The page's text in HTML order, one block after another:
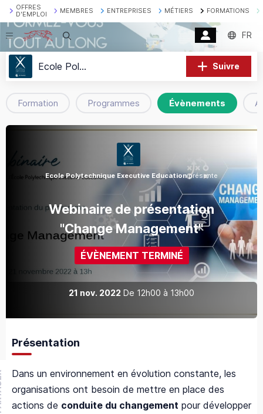
OFFRES
D'EMPLOI
MEMBRES ENTREPRISES MÉTIERS FORMATIONS
Recherche FR
Ecole Polytechnique Executive Education Suivre
Formation Programmes Évènements
Ecole Polytechnique Executive Educationprésente
Webinaire de présentation
"Change Management"
ÉVÈNEMENT TERMINÉ
21 nov. 2022 De 12h00 à 13h00
Présentation
Dans un environnement en évolution constante, les
organisations ont besoin de mettre en place des
actions de conduite du changement pour développer